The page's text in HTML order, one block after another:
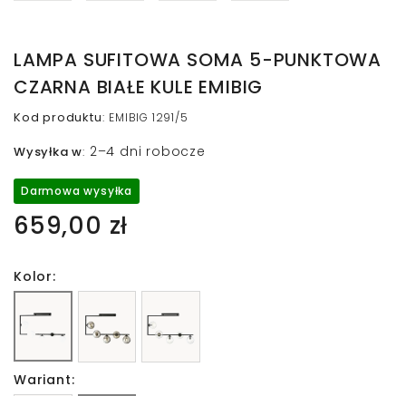
LAMPA SUFITOWA SOMA 5-PUNKTOWA
CZARNA BIAŁE KULE EMIBIG
Kod produktu: EMIBIG 1291/5
Wysyłka w: 2–4 dni robocze
Darmowa wysyłka
659,00 zł
Kolor:
Wariant: